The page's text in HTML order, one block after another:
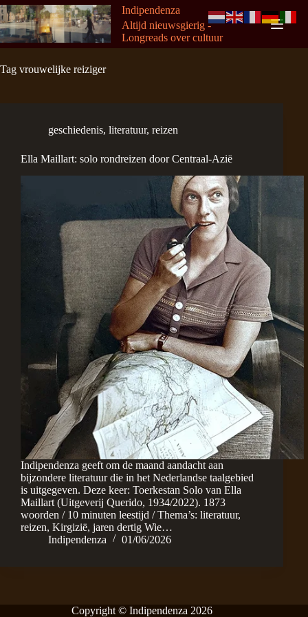
Ga
naar
de
inhoud
Indipendenza
Altijd nieuwsgierig -
Longreads over cultuur
Tag vrouwelijke reiziger
geschiedenis, literatuur, reizen
Ella Maillart: solo rondreizen door Centraal-Azië
Indipendenza geeft om de maand aandacht aan
bijzondere literatuur die in het Nederlandse taalgebied
is uitgegeven. Deze keer: Toerkestan Solo van Ella
Maillart (Uitgeverij Querido, 1934/2022). 1873
woorden / 10 minuten leestijd / Thema’s: literatuur,
reizen, Kirgizië, jaren dertig Wie…
Indipendenza
01/06/2026
Copyright © Indipendenza 2026